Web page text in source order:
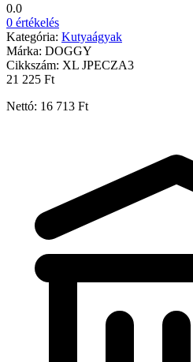
0.0
0 értékelés
Kategória: Kutyaágyak
Márka: DOGGY
Cikkszám: XL JPECZA3
21 225 Ft
Nettó: 16 713 Ft